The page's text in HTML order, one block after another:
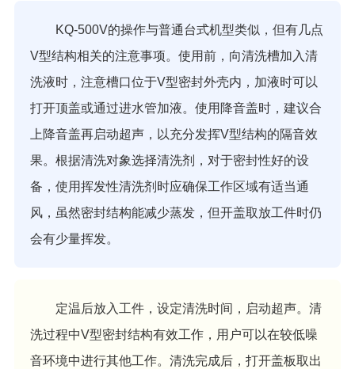
KQ-500V的操作与普通台式机型类似，但有几点
V型结构相关的注意事项。使用前，向清洗槽加入清
洗液时，注意槽口位于V型密封外壳内，加液时可以
打开顶盖或通过进水管加液。使用降音盖时，建议合
上降音盖再启动超声，以充分发挥V型结构的隔音效
果。根据清洗对象选择清洗剂，对于密封性好的设
备，使用挥发性清洗剂时应确保工作区域有适当通
风，虽然密封结构能减少蒸发，但开盖取放工件时仍
会有少量挥发。
定温后放入工件，设定清洗时间，启动超声。清
洗过程中V型密封结构有效工作，用户可以在较低噪
音环境中进行其他工作。清洗完成后，打开盖板取出